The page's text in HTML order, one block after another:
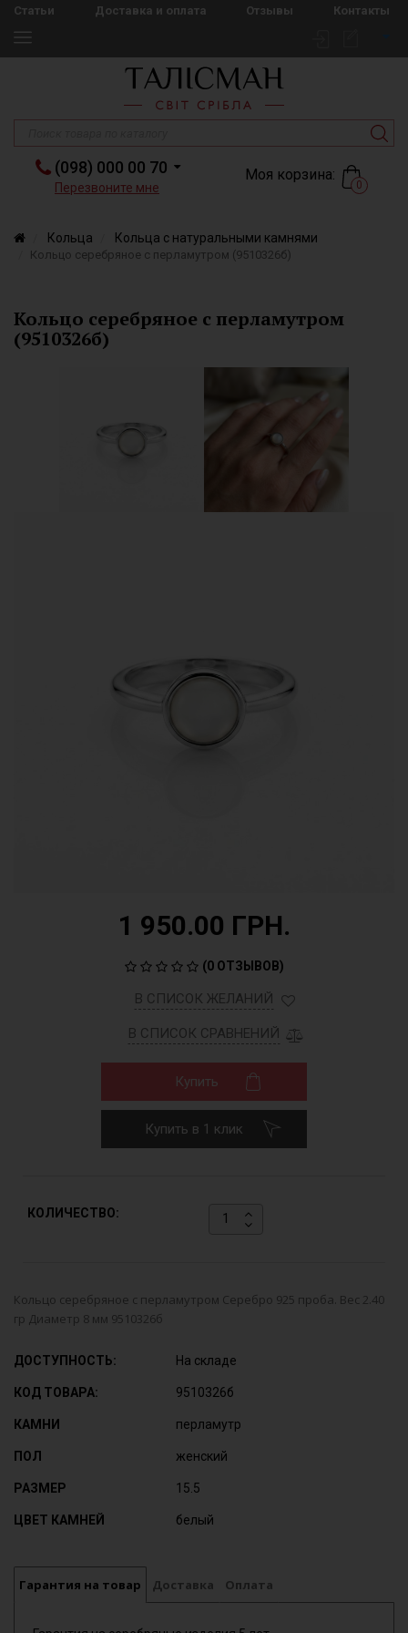
Статьи Доставка и оплата Отзывы Контакты
(098) 000 00 70
Перезвоните мне
Моя корзина:
0
Кольца Кольца с натуральными камнями
Кольцо серебряное с перламутром (9510326б)
Кольцо серебряное с перламутром
(9510326б)
1 950.00 ГРН.
(0 ОТЗЫВОВ)
В СПИСОК ЖЕЛАНИЙ
В СПИСОК СРАВНЕНИЙ
Купить
Купить в 1 клик
КОЛИЧЕСТВО:
Кольцо серебряное с перламутром Серебро 925 проба. Вес 2.40
гр Диаметр 8 мм 9510326б
ДОСТУПНОСТЬ: На складе
КОД ТОВАРА: 9510326б
КАМНИ перламутр
ПОЛ женский
РАЗМЕР 15.5
ЦВЕТ КАМНЕЙ белый
Гарантия на товар Доставка Оплата